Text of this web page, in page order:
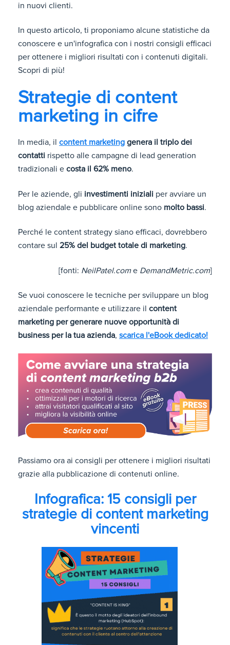
in nuovi clienti.
In questo articolo, ti proponiamo alcune statistiche da
conoscere e un'infografica con i nostri consigli efficaci
per ottenere i migliori risultati con i contenuti digitali.
Scopri di più!
Strategie di content
marketing in cifre
In media, il content marketing genera il triplo dei
contatti rispetto alle campagne di lead generation
tradizionali e costa il 62% meno.
Per le aziende, gli investimenti iniziali per avviare un
blog aziendale e pubblicare online sono molto bassi.
Perché le content strategy siano efficaci, dovrebbero
contare sul 25% del budget totale di marketing.
[fonti: NeilPatel.come DemandMetric.com]
Se vuoi conoscere le tecniche per sviluppare un blog
aziendale performante e utilizzare il content
marketing per generare nuove opportunità di
business per la tua azienda, scarica l'eBook dedicato!
Passiamo ora ai consigli per ottenere i migliori risultati
grazie alla pubblicazione di contenuti online.
Infografica: 15 consigli per
strategie di content marketing
vincenti